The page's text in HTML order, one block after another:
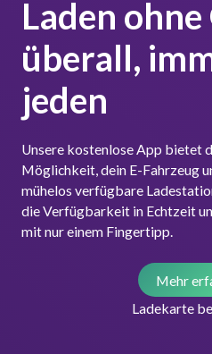
Laden
überall,
jeden
Unsere kostenlose App bietet
Möglichkeit, dein E-Fahrzeug
mühelos verfügbare
die Verfügbarkeit in Echtzeit
mit nur einem Fingertipp.
Mehr
Ladekarte